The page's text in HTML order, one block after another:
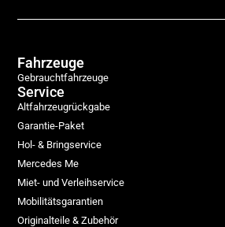
Fahrzeuge
Gebrauchtfahrzeuge
Service
Altfahrzeugrückgabe
Garantie-Paket
Hol- & Bringservice
Mercedes Me
Miet- und Verleihservice
Mobilitätsgarantien
Originalteile & Zubehör